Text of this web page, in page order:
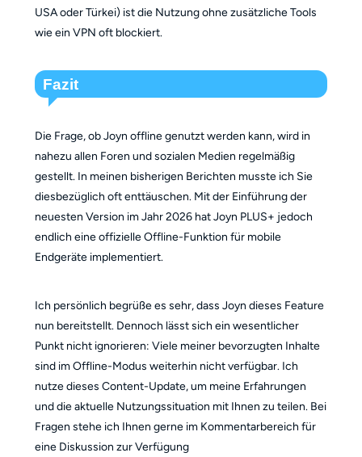
USA oder Türkei) ist die Nutzung ohne zusätzliche Tools
wie ein VPN oft blockiert.
Fazit
Die Frage, ob Joyn offline genutzt werden kann, wird in
nahezu allen Foren und sozialen Medien regelmäßig
gestellt. In meinen bisherigen Berichten musste ich Sie
diesbezüglich oft enttäuschen. Mit der Einführung der
neuesten Version im Jahr 2026 hat Joyn PLUS+ jedoch
endlich eine offizielle Offline-Funktion für mobile
Endgeräte implementiert.
Ich persönlich begrüße es sehr, dass Joyn dieses Feature
nun bereitstellt. Dennoch lässt sich ein wesentlicher
Punkt nicht ignorieren: Viele meiner bevorzugten Inhalte
sind im Offline-Modus weiterhin nicht verfügbar. Ich
nutze dieses Content-Update, um meine Erfahrungen
und die aktuelle Nutzungssituation mit Ihnen zu teilen. Bei
Fragen stehe ich Ihnen gerne im Kommentarbereich für
eine Diskussion zur Verfügung